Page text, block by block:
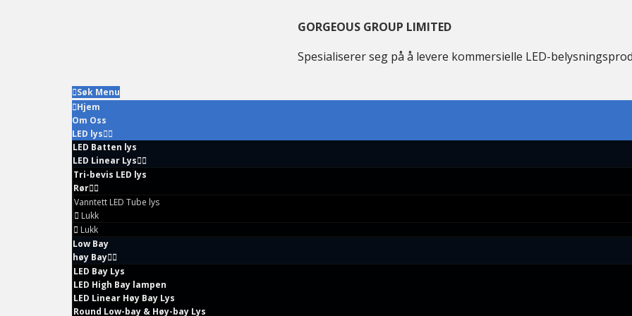
GORGEOUS GROUP LIMITED
Spesialiserer seg på å levere kommersielle LED-
Søk Menu
Hjem
Om Oss
LED lys
LED Batten lys
LED Linear Lys
Tri-bevis LED lys
Rør
Vanntett LED Tube lys
Lukk
Lukk
Low Bay
høy Bay
LED Bay Lys
LED High Bay lampen
LED Linear Høy Bay Lys
Round Low-bay & Høy-bay Lys